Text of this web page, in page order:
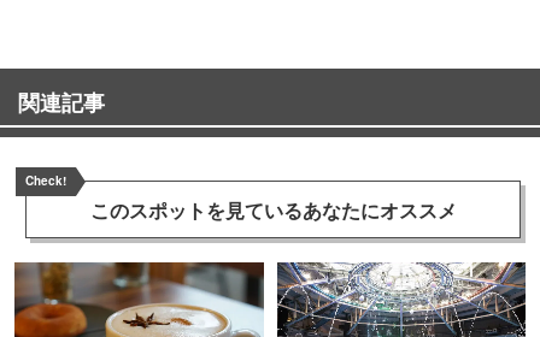
関連記事
Check!
このスポットを見ているあなたにオススメ